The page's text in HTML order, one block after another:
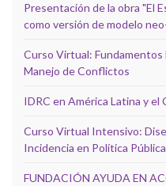
Presentación de la obra "El
como versión de modelo
Curso Virtual: Fundamentos
Manejo de Conflictos
IDRC en América Latina y
Curso Virtual Intensivo:
Incidencia en Política Pública
FUNDACIÓN AYUDA EN